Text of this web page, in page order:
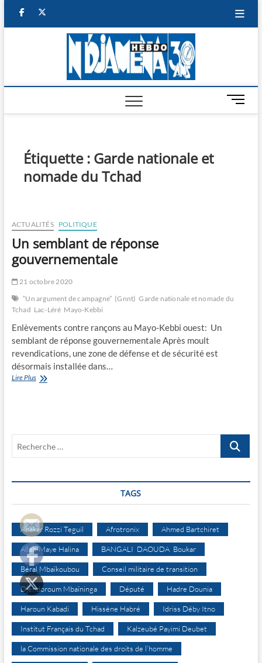
facebook
M
e
Étiquette : Garde nationale et
nomade du Tchad
ACTUALITÉS POLITIQUE
Un semblant de réponse
gouvernementale
21 octobre 2020
“Un argument de campagne” (Gnnt) Garde nationale et nomade du
Tchad Lac-Léré Mayo-Kebbi
Enlèvements contre rançons au Mayo-Kebbi ouest: Un
semblant de réponse gouvernementale Après moult
revendications, une zone de défense et de sécurité est
désormais installée dans…
Lire PlusUn
Recherche
TAGS
Abakar Rozzi Teguil Afrotronix Ahmed Bartchiret
Allah-Maye Halina BANGALI DAOUDA Boukar
Béral Mbaïkoubou Conseil militaire de transition
Djéndoroum Mbaïninga Député Hadre Dounia
Haroun Kabadi Hissène Habré Idriss Déby Itno
Institut Français du Tchad Kalzeubé Payimi Deubet
la Commission nationale des droits de l’homme